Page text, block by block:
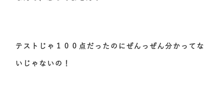
テストじゃ１００点だったのにぜんっぜん分かってな
いじゃないの！